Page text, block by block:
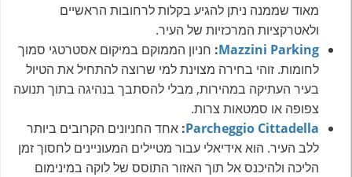
מאוד שממנה ניתן להגיע בקלות לרחובות הראשיים
ולאטרקציות המרכזיות של העיר.
Mazzini Parking
: חניון הממוקם במיקום אסטרטגי סמוך
לחומות. זוהי בחירה מצוינת למי שרוצה להתחיל את הטיול
בעיר העתיקה במהירות, מבלי להסתבך בנהיגה בתוך תנועה
צפופה או סמטאות צרות.
Parcheggio Cittadella
: אחד החניונים הקרובים ביותר
ללב העיר. הוא אידיאלי עבור מטיילים המעוניינים לחסוך זמן
הליכה ולהיכנס אל תוך האזור התוסס של לוקה במינימום